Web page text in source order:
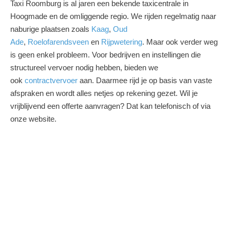
Taxi Roomburg is al jaren een bekende taxicentrale in
Hoogmade en de omliggende regio. We rijden regelmatig naar
naburige plaatsen zoals Kaag, Oud
Ade, Roelofarendsveen en Rijpwetering. Maar ook verder weg
is geen enkel probleem. Voor bedrijven en instellingen die
structureel vervoer nodig hebben, bieden we
ook contractvervoer aan. Daarmee rijd je op basis van vaste
afspraken en wordt alles netjes op rekening gezet. Wil je
vrijblijvend een offerte aanvragen? Dat kan telefonisch of via
onze website.